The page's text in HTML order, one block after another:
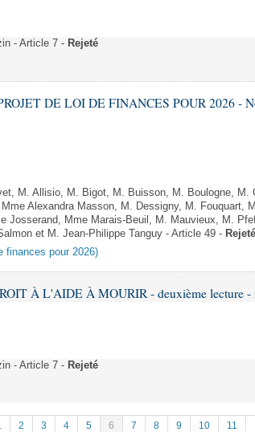
- Article 7 - Rejeté
DE LOI DE FINANCES POUR 2026 -
M. Allisio, M. Bigot, M. Buisson, M. Boulogne, M.
Alexandra Masson, M. Dessigny, M. Fouquart,
Josserand, Mme Marais-Beuil, M. Mauvieux, M.
et M. Jean-Philippe Tanguy - Article 49 - Rejeté
finances pour 2026)
À L'AIDE À MOURIR - deuxième lecture -
- Article 7 - Rejeté
2 3 4 5 6 7 8 9 10 11